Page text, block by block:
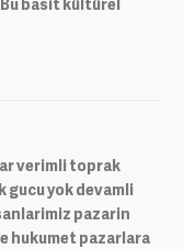
verimli toprak
gucu yok devamli
pazarin
hukumet pazarlara